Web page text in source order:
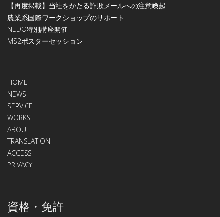
【再度掲載】当社をかたる詐欺メールへの注意喚起
農業系国際ワークショップのサポート
NEDO特別講座開催
МS2ポスターセッション
HOME
NEWS
SERVICE
WORKS
ABOUT
TRANSLATION
ACCESS
PRIVACY
資格・免許